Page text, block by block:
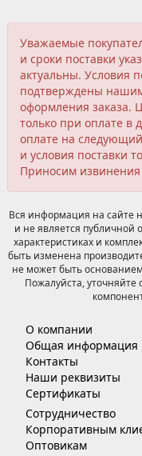
Уважаемые
и сроки поставки
актуальны. Условия
подтверждены
оформления заказа.
только при оплате в
оплате на
и условия поставки
Приносим извинения
Вся информация на сайте
и не является публичной
характеристиках и
быть изменена
не может быть
Пожалуйста, уточняйте
О компании
Общая информация
Контакты
Наши реквизиты
Сертификаты
Сотрудничество
Корпоративным
Оптовикам